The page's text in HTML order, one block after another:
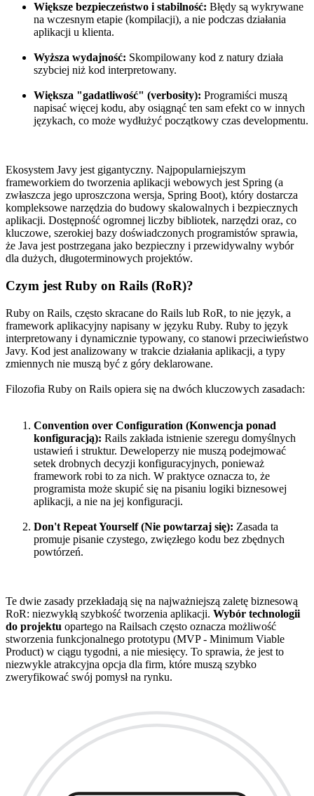
Większe bezpieczeństwo i stabilność: Błędy są wykrywane
na wczesnym etapie (kompilacji), a nie podczas działania
aplikacji u klienta.
Wyższa wydajność: Skompilowany kod z natury działa
szybciej niż kod interpretowany.
Większa "gadatliwość" (verbosity): Programiści muszą
napisać więcej kodu, aby osiągnąć ten sam efekt co w innych
językach, co może wydłużyć początkowy czas developmentu.
Ekosystem Javy jest gigantyczny. Najpopularniejszym
frameworkiem do tworzenia aplikacji webowych jest Spring (a
zwłaszcza jego uproszczona wersja, Spring Boot), który dostarcza
kompleksowe narzędzia do budowy skalowalnych i bezpiecznych
aplikacji. Dostępność ogromnej liczby bibliotek, narzędzi oraz, co
kluczowe, szerokiej bazy doświadczonych programistów sprawia,
że Java jest postrzegana jako bezpieczny i przewidywalny wybór
dla dużych, długoterminowych projektów.
Czym jest Ruby on Rails (RoR)?
Ruby on Rails, często skracane do Rails lub RoR, to nie język, a
framework aplikacyjny napisany w języku Ruby. Ruby to język
interpretowany i dynamicznie typowany, co stanowi przeciwieństwo
Javy. Kod jest analizowany w trakcie działania aplikacji, a typy
zmiennych nie muszą być z góry deklarowane.
Filozofia Ruby on Rails opiera się na dwóch kluczowych zasadach:
Convention over Configuration (Konwencja ponad
konfiguracją): Rails zakłada istnienie szeregu domyślnych
ustawień i struktur. Deweloperzy nie muszą podejmować
setek drobnych decyzji konfiguracyjnych, ponieważ
framework robi to za nich. W praktyce oznacza to, że
programista może skupić się na pisaniu logiki biznesowej
aplikacji, a nie na jej konfiguracji.
Don't Repeat Yourself (Nie powtarzaj się): Zasada ta
promuje pisanie czystego, zwięzłego kodu bez zbędnych
powtórzeń.
Te dwie zasady przekładają się na najważniejszą zaletę biznesową
RoR: niezwykłą szybkość tworzenia aplikacji. Wybór technologii
do projektu opartego na Railsach często oznacza możliwość
stworzenia funkcjonalnego prototypu (MVP - Minimum Viable
Product) w ciągu tygodni, a nie miesięcy. To sprawia, że jest to
niezwykle atrakcyjna opcja dla firm, które muszą szybko
zweryfikować swój pomysł na rynku.